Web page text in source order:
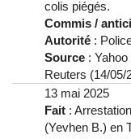
colis piégés.
Commis /
Autorité :
Source :
Reuters (14/05/
13 mai 2025
Fait :
(Yevhen B.) en